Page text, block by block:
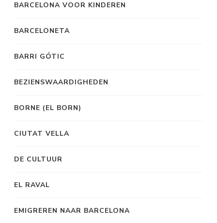
BARCELONA VOOR KINDEREN
BARCELONETA
BARRI GÓTIC
BEZIENSWAARDIGHEDEN
BORNE (EL BORN)
CIUTAT VELLA
DE CULTUUR
EL RAVAL
EMIGREREN NAAR BARCELONA